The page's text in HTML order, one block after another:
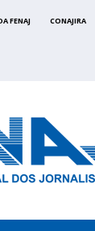
FENAJ CONAJIRA